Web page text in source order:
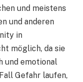
und meistens
und anderen
in
möglich, da sie
und emotional
Gefahr laufen,